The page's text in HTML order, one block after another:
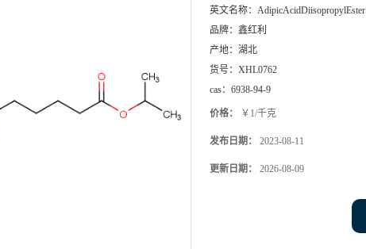
英文名称： AdipicAcidDiisopropylEster
品牌： 鑫红利
产地： 湖北
货号： XHL0762
cas： 6938-94-9
价格： ￥1/千克
发布日期： 2023-08-11
更新日期： 2026-08-09